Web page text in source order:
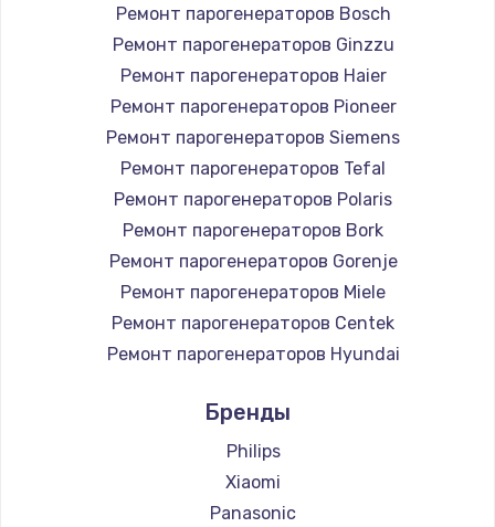
Ремонт парогенераторов Bosch
Ремонт парогенераторов Ginzzu
Ремонт парогенераторов Haier
Ремонт парогенераторов Pioneer
Ремонт парогенераторов Siemens
Ремонт парогенераторов Tefal
Ремонт парогенераторов Polaris
Ремонт парогенераторов Bork
Ремонт парогенераторов Gorenje
Ремонт парогенераторов Miele
Ремонт парогенераторов Centek
Ремонт парогенераторов Hyundai
Ремонт парогенераторов DELTA
Ремонт парогенераторов Silter
Ремонт парогенераторов Chayka
Ремонт парогенераторов Beko
Бренды
Philips
Xiaomi
Panasonic